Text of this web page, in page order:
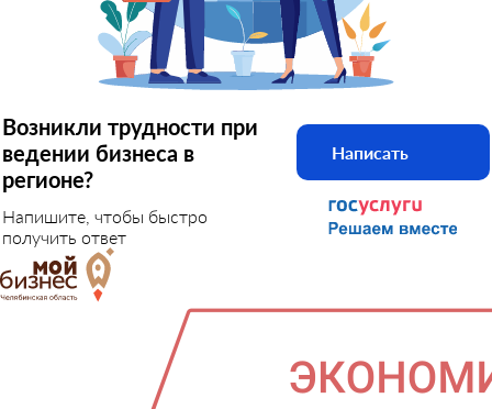
Возникли трудности при
ведении бизнеса в
регионе?
Напишите, чтобы быстро
получить ответ
Написать